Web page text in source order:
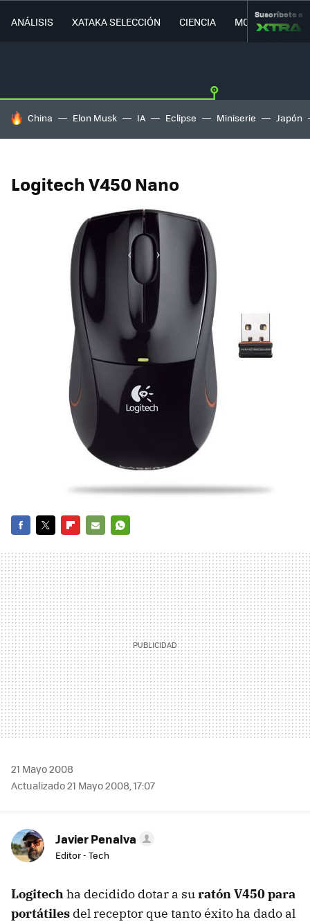
ANÁLISIS XATAKA SELECCIÓN CIENCIA MOVILIDAD
Suscríbete a
HOY SE HABLA DE
China Elon Musk IA Eclipse Miniserie Japón
Logitech V450 Nano
MAIL
21 Mayo 2008
Actualizado 21 Mayo 2008, 17:07
Javier Penalva
Editor - Tech
Logitechha decidido dotar a suratón V450 para
portátiles del receptor que tanto éxito ha dado al